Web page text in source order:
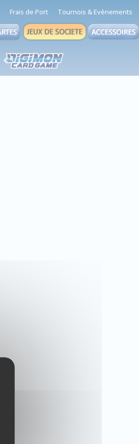
Frais de Port Tournois & Evènements